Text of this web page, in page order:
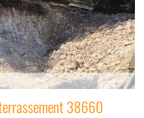
38660